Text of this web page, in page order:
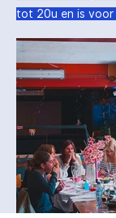
tot 20u en is voor